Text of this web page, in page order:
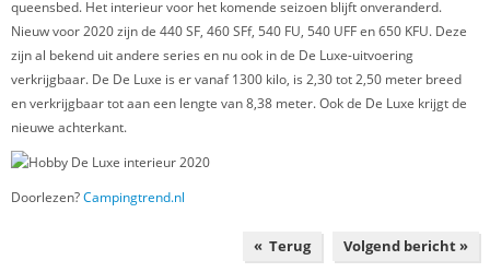
queensbed. Het interieur voor het komende seizoen blijft onveranderd.
Nieuw voor 2020 zijn de 440 SF, 460 SFf, 540 FU, 540 UFF en 650 KFU. Deze
zijn al bekend uit andere series en nu ook in de De Luxe-uitvoering
verkrijgbaar. De De Luxe is er vanaf 1300 kilo, is 2,30 tot 2,50 meter breed
en verkrijgbaar tot aan een lengte van 8,38 meter. Ook de De Luxe krijgt de
nieuwe achterkant.
Doorlezen?Campingtrend.nl
« Terug Volgend bericht »